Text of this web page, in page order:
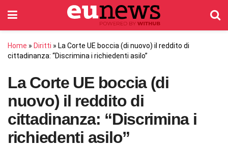
Home » Diritti » La Corte UE boccia (di nuovo) il reddito di
cittadinanza: “Discrimina i richiedenti asilo”
La Corte UE boccia (di
nuovo) il reddito di
cittadinanza: “Discrimina i
richiedenti asilo”